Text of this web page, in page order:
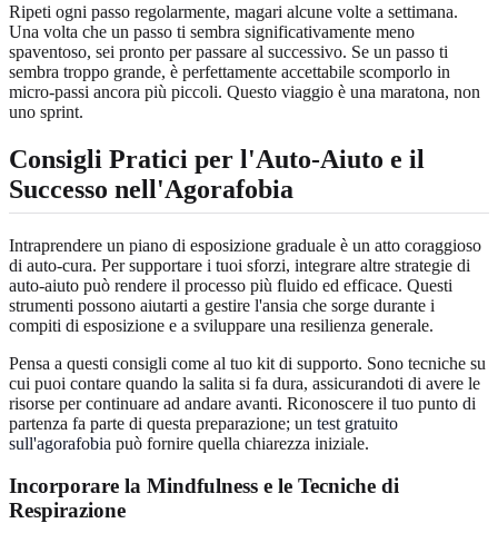
Ripeti ogni passo regolarmente, magari alcune volte a settimana.
Una volta che un passo ti sembra significativamente meno
spaventoso, sei pronto per passare al successivo. Se un passo ti
sembra troppo grande, è perfettamente accettabile scomporlo in
micro-passi ancora più piccoli. Questo viaggio è una maratona, non
uno sprint.
Consigli Pratici per l'Auto-Aiuto e il
Successo nell'Agorafobia
Intraprendere un piano di esposizione graduale è un atto coraggioso
di auto-cura. Per supportare i tuoi sforzi, integrare altre strategie di
auto-aiuto può rendere il processo più fluido ed efficace. Questi
strumenti possono aiutarti a gestire l'ansia che sorge durante i
compiti di esposizione e a sviluppare una resilienza generale.
Pensa a questi consigli come al tuo kit di supporto. Sono tecniche su
cui puoi contare quando la salita si fa dura, assicurandoti di avere le
risorse per continuare ad andare avanti. Riconoscere il tuo punto di
partenza fa parte di questa preparazione; un test gratuito
sull'agorafobia può fornire quella chiarezza iniziale.
Incorporare la Mindfulness e le Tecniche di
Respirazione